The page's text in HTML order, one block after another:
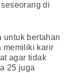
di
untuk bertahan
memiliki karir
agar tidak
25 juga